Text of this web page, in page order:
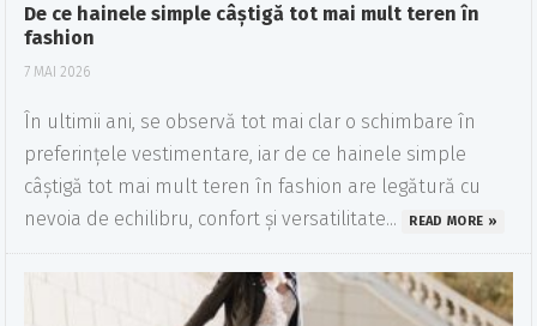
De ce hainele simple câștigă tot mai mult teren în
fashion
7 MAI 2026
În ultimii ani, se observă tot mai clar o schimbare în
preferințele vestimentare, iar de ce hainele simple
câștigă tot mai mult teren în fashion are legătură cu
nevoia de echilibru, confort și versatilitate...
READ MORE »